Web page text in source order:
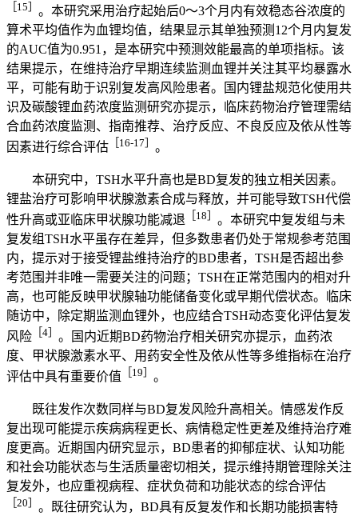
［15］ 。本研究采用治疗起始后0～3个月内有效稳态谷浓度的
算术平均值作为血锂均值，结果显示其单独预测12个月内复发
的AUC值为0.951，是本研究中预测效能最高的单项指标。该
结果提示，在维持治疗早期连续监测血锂并关注其平均暴露水
平，可能有助于识别复发高风险患者。国内锂盐规范化使用共
识及碳酸锂血药浓度监测研究亦提示，临床药物治疗管理需结
合血药浓度监测、指南推荐、治疗反应、不良反应及依从性等
因素进行综合评估 ［16-17］ 。
本研究中，TSH水平升高也是BD复发的独立相关因素。
锂盐治疗可影响甲状腺激素合成与释放，并可能导致TSH代偿
性升高或亚临床甲状腺功能减退 ［18］ 。本研究中复发组与未
复发组TSH水平虽存在差异，但多数患者仍处于常规参考范围
内，提示对于接受锂盐维持治疗的BD患者，TSH是否超出参
考范围并非唯一需要关注的问题；TSH在正常范围内的相对升
高，也可能反映甲状腺轴功能储备变化或早期代偿状态。临床
随访中，除定期监测血锂外，也应结合TSH动态变化评估复发
风险 ［4］ 。国内近期BD药物治疗相关研究亦提示，血药浓
度、甲状腺激素水平、用药安全性及依从性等多维指标在治疗
评估中具有重要价值
［19］ 。
既往发作次数同样与BD复发风险升高相关。情感发作反
复出现可能提示疾病病程更长、病情稳定性更差及维持治疗难
度更高。近期国内研究显示，BD患者的抑郁症状、认知功能
和社会功能状态与生活质量密切相关，提示维持期管理除关注
复发外，也应重视病程、症状负荷和功能状态的综合评估
［20］ 。既往研究认为，BD具有反复发作和长期功能损害特